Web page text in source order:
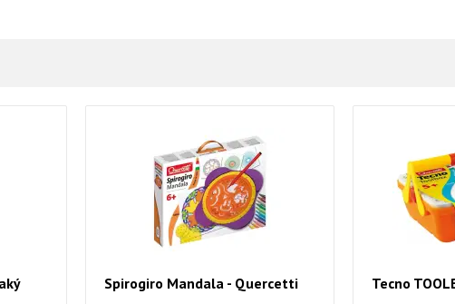
Spirogiro Mandala - Quercetti Tecno